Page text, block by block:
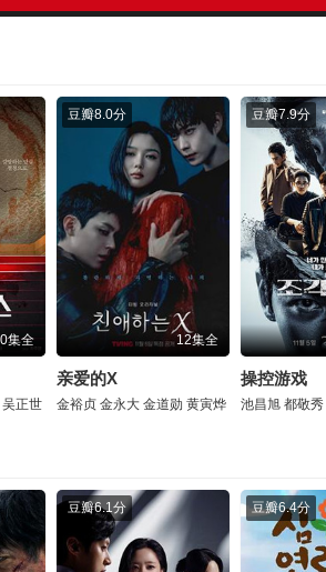
集全
吴正世
豆瓣8.0分
12集全
亲爱的X
金裕贞 金永大 金道勋 黄寅烨
豆瓣7.9分
操控游戏
池昌旭 都敬秀
豆瓣6.1分 豆瓣6.4分